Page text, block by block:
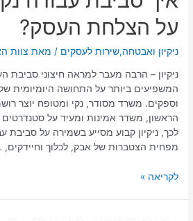
על הצלחת העסק?
ניקיון ואבטחה,שירות לעסקים / מאת צוות
ניקיון – הרבה מעבר למראה חיצוני סביבת
המשפיעים ביותר על התחושה היומיומית
וספקים. משרד מסודר, נקי ומטופח יוצר
הראשון, משדר אמינות ומעיד על
לכך, ניקיון קבוע מסייע בשמירה על סביבת
מפחית הצטברות של אבק, לכלוך וחיידקים,
סביבת
עבודה
נקייה
משפיעה
הצלחת
העסק?
לקריאה »